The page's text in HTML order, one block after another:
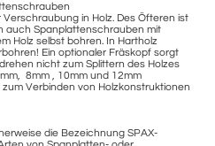
in Holz. Des Öfteren ist
auch Spanplattenschrauben mit
Holz selbst bohren. In Hartholz
Ein optionaler Fräskopf sorgt
nicht zum Splittern des Holzes
8mm , 10mm und 12mm
Verbinden von Holzkonstruktionen
die Bezeichnung SPAX-